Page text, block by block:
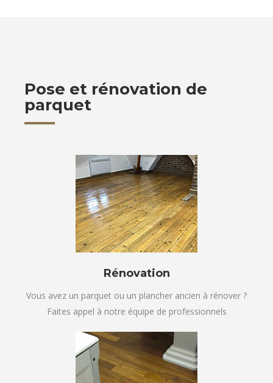
Pose et rénovation de
parquet
Rénovation
Vous avez un parquet ou un plancher ancien à rénover ?
Faites appel à notre équipe de professionnels